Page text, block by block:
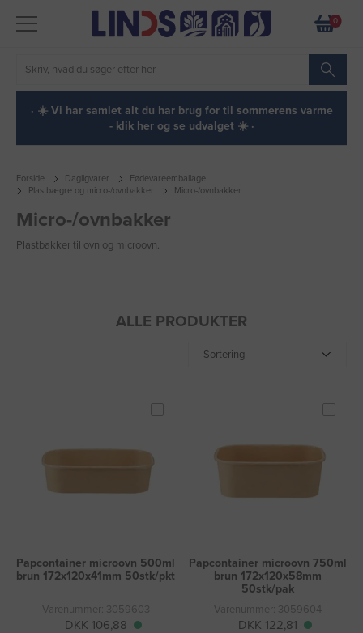
0
· ☀️ Vi har samlet alt du har brug for til sommerens varme
- klik her og se udvalget ☀️ ·
Forside Dagligvarer
Fødevareemballage
Plastbægre og micro-/ovnbakker
Micro-/ovnbakker
Micro-/ovnbakker
Plastbakker til ovn og microovn.
ALLE PRODUKTER
Sortering
Papcontainer microovn 500ml
brun 172x120x41mm 50stk/pkt
Varenummer: 3059603
DKK 106,88
Papcontainer microovn 750ml
brun 172x120x58mm
50stk/pak
Varenummer: 3059604
DKK 122,81